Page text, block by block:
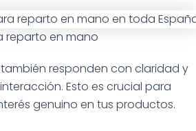
reparto en mano
responden con claridad y
Esto es crucial para
genuino en tus productos.